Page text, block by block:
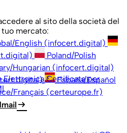
al sito della società del
mercato:
English (infocert.digital)
Poland/Polish
Hungarian (infocert.digital)
España/Español
Français (certeurope.fr)
Elettronica Certificata per
arrow_right_alt